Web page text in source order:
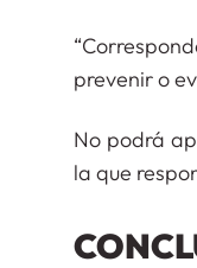
prevenir o
No podrá
la que